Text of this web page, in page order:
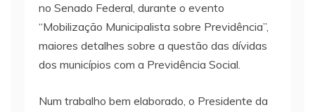
no Senado Federal, durante o evento
“Mobilização Municipalista sobre Previdência”,
maiores detalhes sobre a questão das dívidas
dos municípios com a Previdência Social.
Num trabalho bem elaborado, o Presidente da